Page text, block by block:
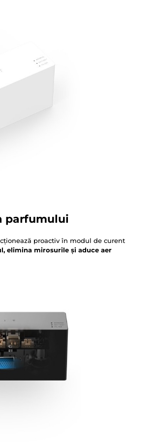
parfumului
proactiv în modul de curent
elimina mirosurile și aduce aer